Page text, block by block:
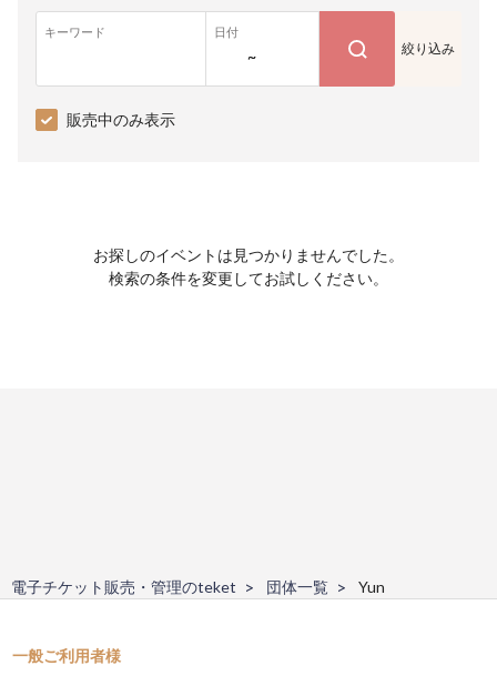
キーワード 日付
~ 絞り込み
販売中のみ表示
お探しのイベントは見つかりませんでした。
検索の条件を変更してお試しください。
電子チケット販売・管理のteket 団体一覧 Yun
一般ご利用者様